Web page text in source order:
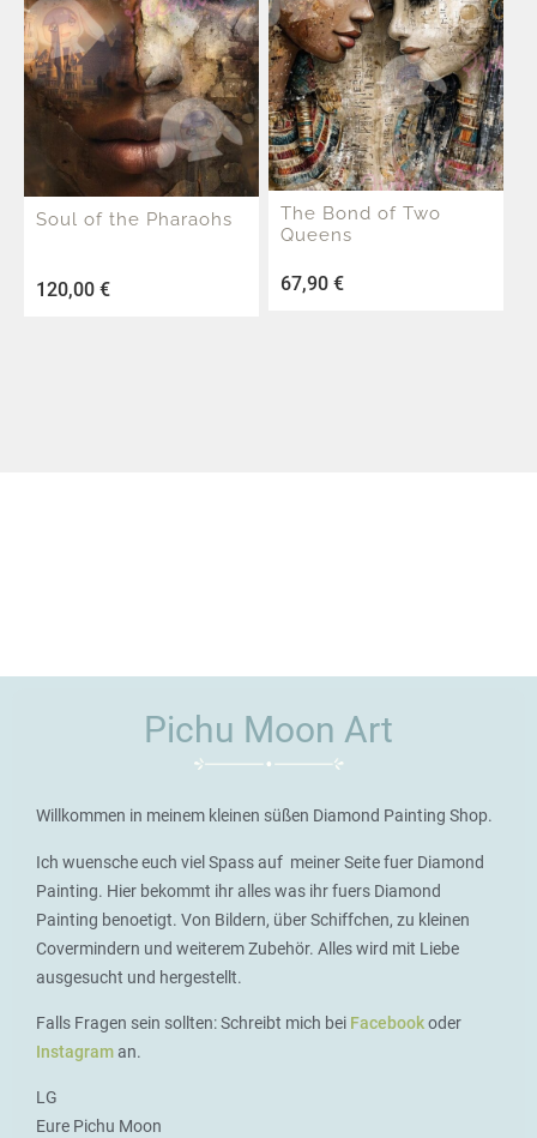
Soul of the Pharaohs
120,00 €
The Bond of Two
Queens
67,90 €
Pichu Moon Art
Willkommen in meinem kleinen süßen Diamond Painting Shop.
Ich wuensche euch viel Spass auf meiner Seite fuer Diamond
Painting. Hier bekommt ihr alles was ihr fuers Diamond
Painting benoetigt. Von Bildern, über Schiffchen, zu kleinen
Covermindern und weiterem Zubehör. Alles wird mit Liebe
ausgesucht und hergestellt.
Falls Fragen sein sollten: Schreibt mich bei Facebookoder
Instagraman.
LG
Eure Pichu Moon